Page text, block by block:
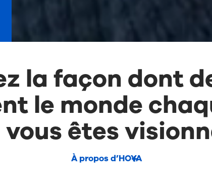
la façon dont
le monde
vous êtes
À propos d’HOYA